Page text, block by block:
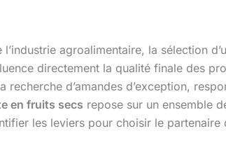
agroalimentaire, la sélection
directement la qualité finale des
d’amandes d’exception,
en fruits secs repose sur un ensemble
les leviers pour choisir le